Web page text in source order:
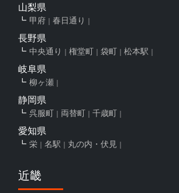
山梨県
甲府 春日通り
長野県
中央通り 権堂町 袋町 松本駅
岐阜県
柳ヶ瀬
静岡県
呉服町 両替町 千歳町
愛知県
栄 名駅 丸の内・伏見
近畿